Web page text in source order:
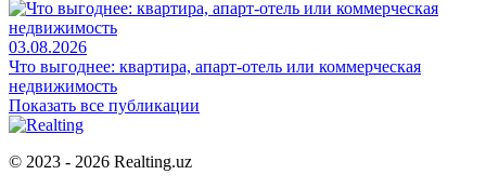
03.08.2026
Что выгоднее: квартира, апарт-отель или коммерческая
недвижимость
Показать все публикации
© 2023 - 2026 Realting.uz